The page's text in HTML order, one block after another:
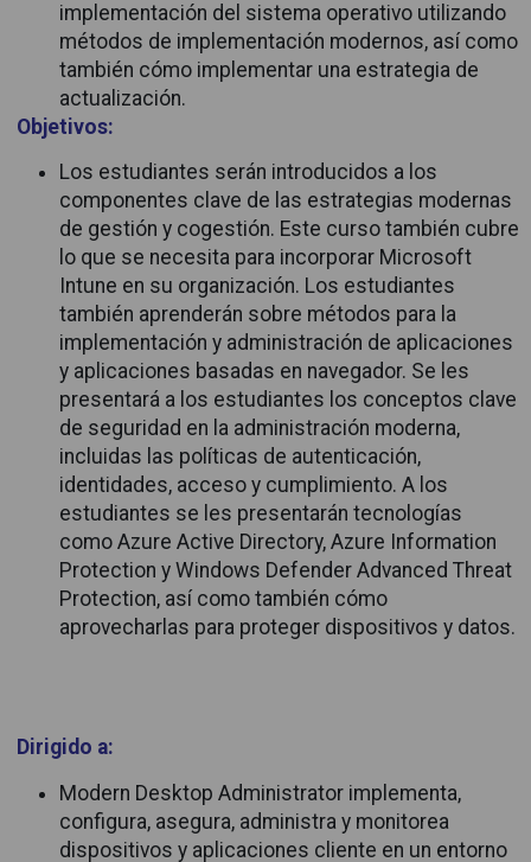
implementación del sistema operativo utilizando
métodos de implementación modernos, así como
también cómo implementar una estrategia de
actualización.
Objetivos:
Los estudiantes serán introducidos a los
componentes clave de las estrategias modernas
de gestión y cogestión. Este curso también cubre
lo que se necesita para incorporar Microsoft
Intune en su organización. Los estudiantes
también aprenderán sobre métodos para la
implementación y administración de aplicaciones
y aplicaciones basadas en navegador. Se les
presentará a los estudiantes los conceptos clave
de seguridad en la administración moderna,
incluidas las políticas de autenticación,
identidades, acceso y cumplimiento. A los
estudiantes se les presentarán tecnologías
como Azure Active Directory, Azure Information
Protection y Windows Defender Advanced Threat
Protection, así como también cómo
aprovecharlas para proteger dispositivos y datos.
Dirigido a:
Modern Desktop Administrator implementa,
configura, asegura, administra y monitorea
dispositivos y aplicaciones cliente en un entorno